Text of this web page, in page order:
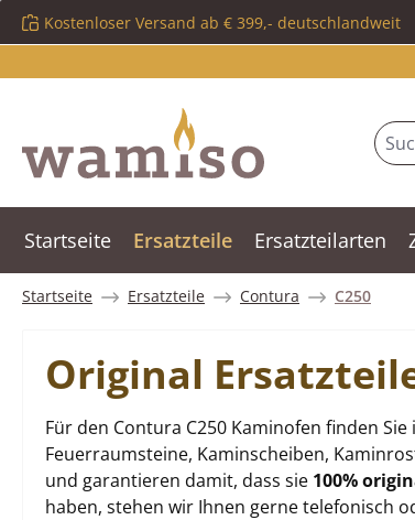
Hauptinhalt springen
Zur Suche springen
Zur Hauptnavigation springen
Kostenloser Versand ab € 399,- deutschlandweit
Startseite Ersatzteile Ersatzteilarten
Startseite Ersatzteile Contura C250
Original
Für den Contura C250 Kaminofen finden
Feuerraumsteine, Kaminscheiben,
und garantieren damit, dass sie 100%
haben, stehen wir Ihnen gerne telefonisch